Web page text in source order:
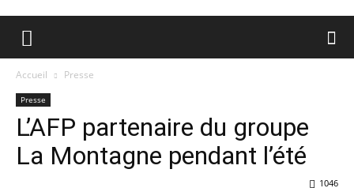
Accueil Presse
Presse
L’AFP partenaire du groupe
La Montagne pendant l’été
1046